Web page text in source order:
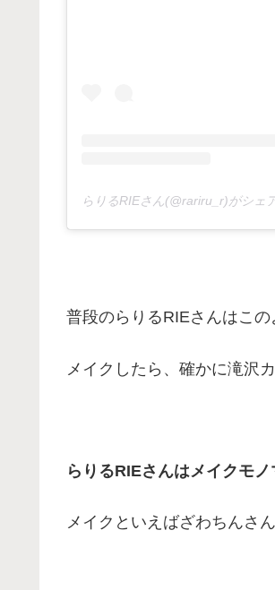
普段のらりるRIEさんはこの
メイクしたら、確かに滝沢
らりるRIEさんはメイクモ
メイクといえばざわちんさ